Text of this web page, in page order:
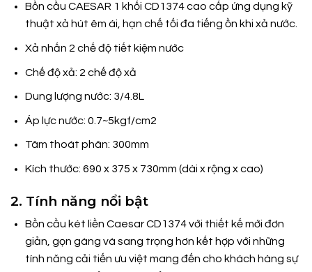
Bồn cầu CAESAR 1 khối CD1374 cao cấp ứng dụng kỹ
thuật xả hút êm ái, hạn chế tối đa tiếng ồn khi xả nước.
Xả nhấn 2 chế độ tiết kiệm nước
Chế độ xả: 2 chế độ xả
Dung lượng nước: 3/4.8L
Áp lực nước: 0.7~5kgf/cm2
Tâm thoát phân: 300mm
Kích thước: 690 x 375 x 730mm (dài x rộng x cao)
2. Tính năng nổi bật
Bồn cầu két liền Caesar CD1374 với thiết kế mới đơn
giản, gọn gàng và sang trọng hơn kết hợp với những
tính năng cải tiến ưu việt mang đến cho khách hàng sự